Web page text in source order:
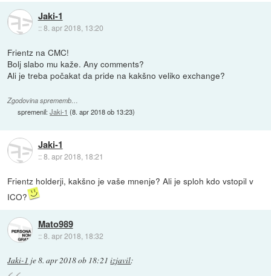
Jaki-1
::8. apr 2018, 13:20
Frientz na CMC!
Bolj slabo mu kaže. Any comments?
Ali je treba počakat da pride na kakšno veliko exchange?
Zgodovina sprememb…
spremenil:Jaki-1 (8. apr 2018 ob 13:23)
Jaki-1
::8. apr 2018, 18:21
Frientz holderji, kakšno je vaše mnenje? Ali je sploh kdo vstopil v
ICO?
Mato989
::8. apr 2018, 18:32
Jaki-1 je8. apr 2018 ob 18:21 izjavil: